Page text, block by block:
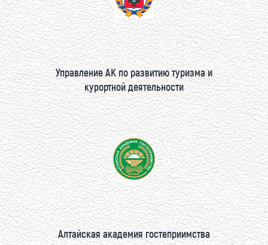
Управление АК по развитию туризма и
курортной деятельности
Алтайская академия гостеприимства